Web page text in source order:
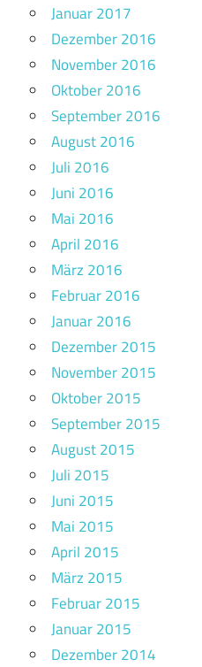
Januar 2017
Dezember 2016
November 2016
Oktober 2016
September 2016
August 2016
Juli 2016
Juni 2016
Mai 2016
April 2016
März 2016
Februar 2016
Januar 2016
Dezember 2015
November 2015
Oktober 2015
September 2015
August 2015
Juli 2015
Juni 2015
Mai 2015
April 2015
März 2015
Februar 2015
Januar 2015
Dezember 2014